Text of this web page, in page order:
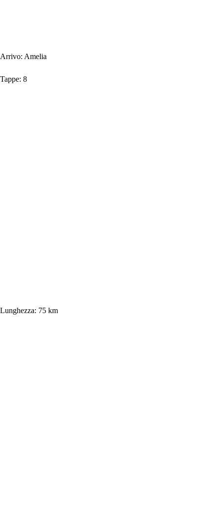
Arrivo: Amelia
Tappe: 8
Lunghezza: 75 km